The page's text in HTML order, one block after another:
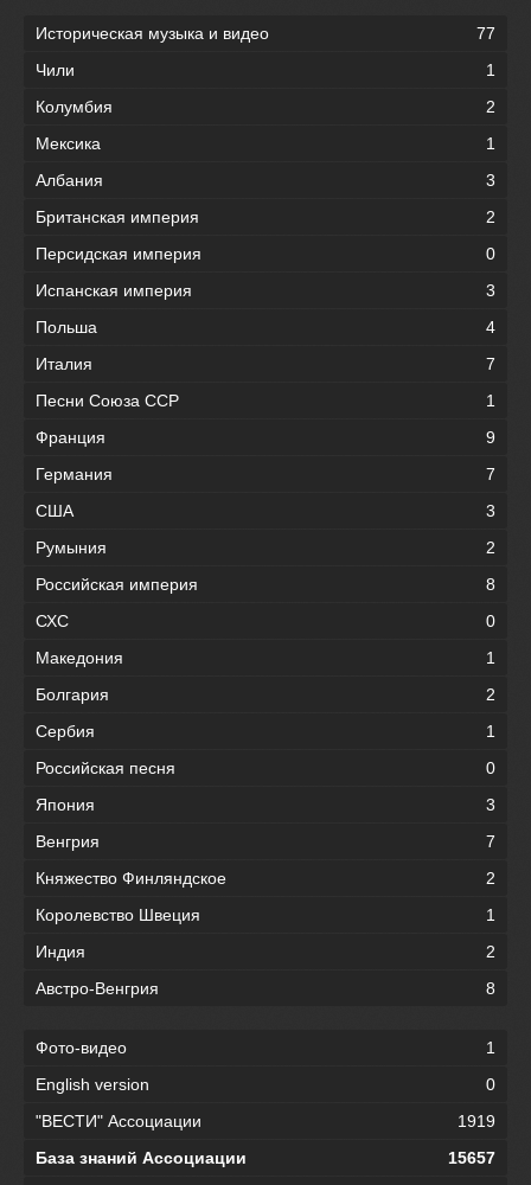
Историческая музыка и видео
77
Чили
1
Колумбия
2
Мексика
1
Албания
3
Британская империя
2
Персидская империя
0
Испанская империя
3
Польша
4
Италия
7
Песни Союза ССР
1
Франция
9
Германия
7
США
3
Румыния
2
Российская империя
8
СХС
0
Македония
1
Болгария
2
Сербия
1
Российская песня
0
Япония
3
Венгрия
7
Княжество Финляндское
2
Королевство Швеция
1
Индия
2
Австро-Венгрия
8
Фото-видео
1
English version
0
"ВЕСТИ" Ассоциации
1919
База знаний Ассоциации
15657